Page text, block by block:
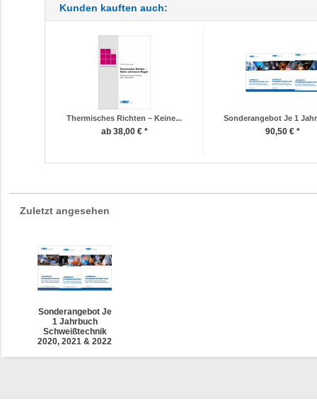
Kunden kauften auch:
Thermisches Richten – Keine...
ab 38,00 € *
Sonderangebot Je 1
90,50 € *
Zuletzt angesehen
Sonderangebot Je
1 Jahrbuch
Schweißtechnik
2020, 2021 & 2022